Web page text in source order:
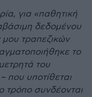
για «παθητική
δεδομένου
τραπεζικών
το
του
που υποτίθεται
τρόπο συνδέονται